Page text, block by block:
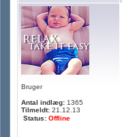
Bruger
Antal indlæg: 1365
Tilmeldt: 21.12.13
Status: Offline